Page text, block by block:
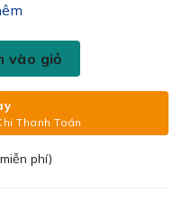
dụng, đối tượng sử
Sanct Bernhard hỗ trợ
vào giỏ
Thanh Toán
phí)